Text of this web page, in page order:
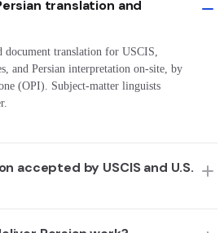
translation and
translation for USCIS,
and Persian interpretation on-site, by
(OPI). Subject-matter linguists
accepted by USCIS and U.S.